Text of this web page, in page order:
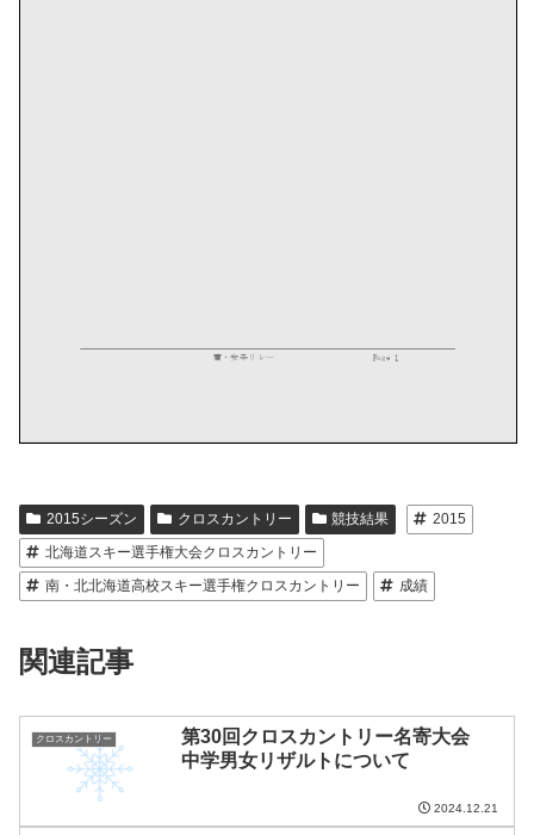
2015シーズン クロスカントリー 競技結果
2015
北海道スキー選手権大会クロスカントリー
南・北北海道高校スキー選手権クロスカントリー
成績
関連記事
クロスカントリー
第30回クロスカントリー名寄大会
中学男女リザルトについて
2024.12.21